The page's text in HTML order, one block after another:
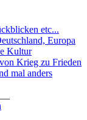
etc...
Europa
Kultur
Krieg zu Frieden
mal anders